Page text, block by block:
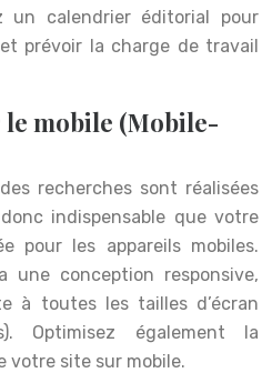
un calendrier éditorial pour
prévoir la charge de travail
mobile (Mobile-
recherches sont réalisées
indispensable que votre
pour les appareils mobiles.
conception responsive,
à toutes les tailles d’écran
Optimisez également la
votre site sur mobile.